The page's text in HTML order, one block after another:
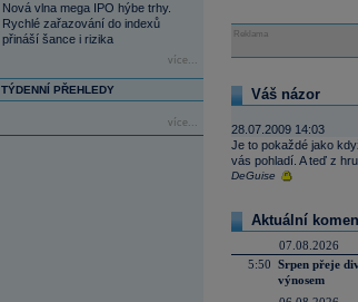
Nová vlna mega IPO hýbe trhy.
Rychlé zařazování do indexů
přináší šance i rizika
více...
TÝDENNÍ PŘEHLEDY
více...
Reklama
Váš názor
28.07.2009 14:03
Je to pokaždé jako
vás pohladí. A teď z
DeGuise
Aktuální
07.08.2026
5:50 Srpen přeje
výnosem